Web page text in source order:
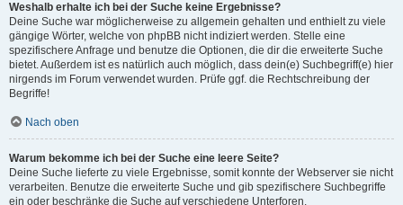
Weshalb erhalte ich bei der Suche keine Ergebnisse?
Deine Suche war möglicherweise zu allgemein gehalten und enthielt zu viele
gängige Wörter, welche von phpBB nicht indiziert werden. Stelle eine
spezifischere Anfrage und benutze die Optionen, die dir die erweiterte Suche
bietet. Außerdem ist es natürlich auch möglich, dass dein(e) Suchbegriff(e) hier
nirgends im Forum verwendet wurden. Prüfe ggf. die Rechtschreibung der
Begriffe!
Nach oben
Warum bekomme ich bei der Suche eine leere Seite?
Deine Suche lieferte zu viele Ergebnisse, somit konnte der Webserver sie nicht
verarbeiten. Benutze die erweiterte Suche und gib spezifischere Suchbegriffe
ein oder beschränke die Suche auf verschiedene Unterforen.